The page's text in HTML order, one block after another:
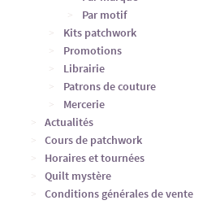
Par motif
Kits patchwork
Promotions
Librairie
Patrons de couture
Mercerie
Actualités
Cours de patchwork
Horaires et tournées
Quilt mystère
Conditions générales de vente